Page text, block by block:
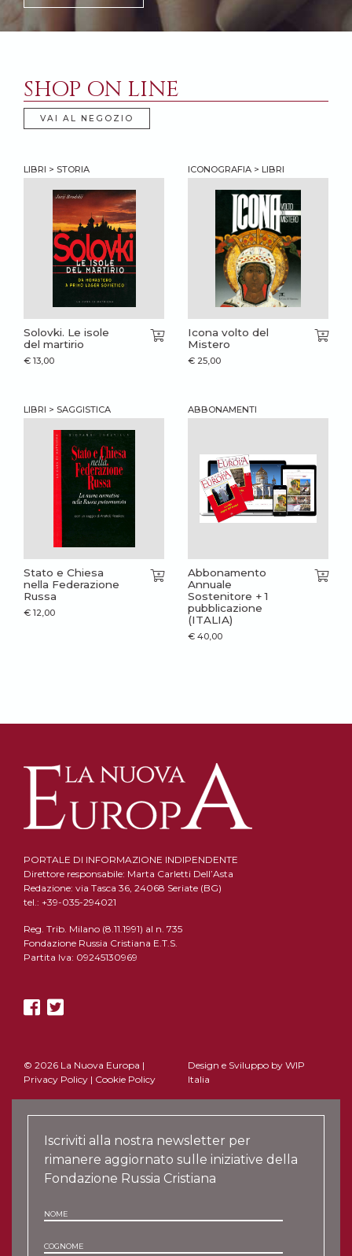
SHOP ON LINE
VAI AL NEGOZIO
LIBRI > STORIA
Solovki. Le isole
del martirio
€ 13,00
ICONOGRAFIA > LIBRI
Icona volto del
Mistero
€ 25,00
LIBRI > SAGGISTICA
Stato e Chiesa
nella Federazione
Russa
€ 12,00
ABBONAMENTI
Abbonamento
Annuale
Sostenitore + 1
pubblicazione
(ITALIA)
€ 40,00
PORTALE DI INFORMAZIONE INDIPENDENTE
Direttore responsabile: Marta Carletti Dell’Asta
Redazione: via Tasca 36, 24068 Seriate (BG)
tel.: +39-035-294021
Reg. Trib. Milano (8.11.1991) al n. 735
Fondazione Russia Cristiana E.T.S.
Partita Iva: 09245130969
© 2026 La Nuova Europa |
Privacy Policy | Cookie Policy
Design e Sviluppo by WIP
Italia
Iscriviti alla nostra newsletter per
rimanere aggiornato sulle iniziative della
Fondazione Russia Cristiana
NOME
COGNOME